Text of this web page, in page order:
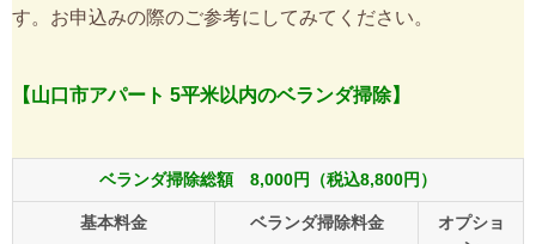
す。お申込みの際のご参考にしてみてください。
【山口市アパート 5平米以内のベランダ掃除】
ベランダ掃除総額 8,000円（税込8,800円）
基本料金 ベランダ掃除料金
オプショ